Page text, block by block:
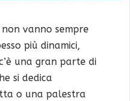
vanno sempre
più dinamici,
una gran parte di
si dedica
o una palestra